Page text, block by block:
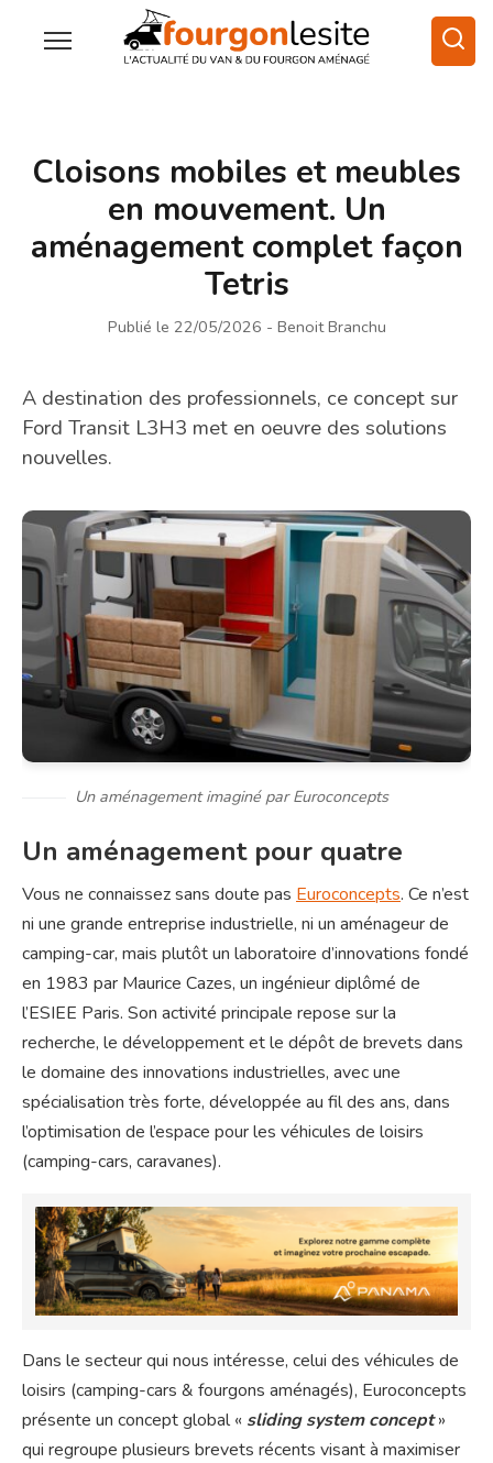
Cloisons mobiles et meubles
en mouvement. Un
aménagement complet façon
Tetris
Publié le 22/05/2026 - Benoit Branchu
A destination des professionnels, ce concept sur
Ford Transit L3H3 met en oeuvre des solutions
nouvelles.
Un aménagement imaginé par Euroconcepts
Un aménagement pour quatre
Vous ne connaissez sans doute pas Euroconcepts. Ce n’est
ni une grande entreprise industrielle, ni un aménageur de
camping-car, mais plutôt un laboratoire d’innovations fondé
en 1983 par Maurice Cazes, un ingénieur diplômé de
l’ESIEE Paris. Son activité principale repose sur la
recherche, le développement et le dépôt de brevets dans
le domaine des innovations industrielles, avec une
spécialisation très forte, développée au fil des ans, dans
l’optimisation de l’espace pour les véhicules de loisirs
(camping-cars, caravanes).
Dans le secteur qui nous intéresse, celui des véhicules de
loisirs (camping-cars & fourgons aménagés), Euroconcepts
présente un concept global « sliding system concept»
qui regroupe plusieurs brevets récents visant à maximiser